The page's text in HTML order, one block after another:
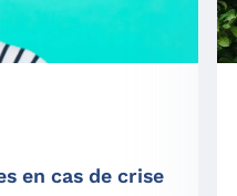
en cas de crise